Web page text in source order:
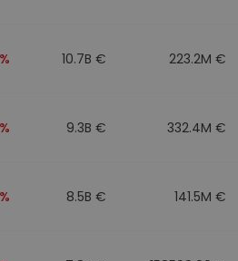
10.7B € 223.2M €
9.3B € 332.4M €
8.5B € 141.5M €